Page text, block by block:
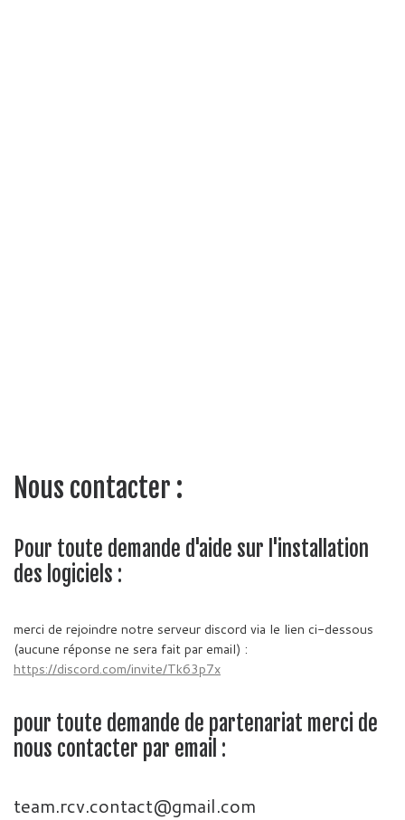
Nous contacter :
Pour toute demande d'aide sur l'installation
des logiciels :
merci de rejoindre notre serveur discord via le lien ci-dessous
(aucune réponse ne sera fait par email) :
https://discord.com/invite/Tk63p7x
pour toute demande de partenariat merci de
nous contacter par email :
team.rcv.contact@gmail.com